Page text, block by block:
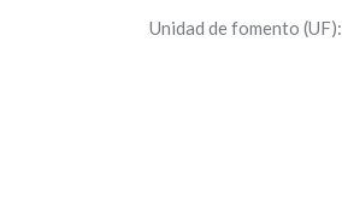
Unidad de fomento (UF):